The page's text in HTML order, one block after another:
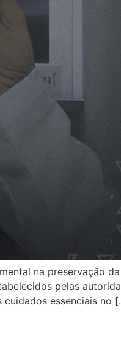
na preservação
pelas
cuidados essenciais no